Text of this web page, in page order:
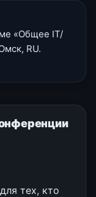
«Общее IT/
RU.
тех, кто